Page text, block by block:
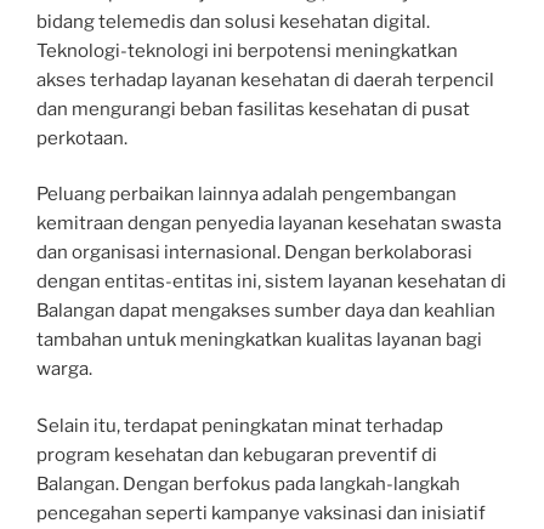
bidang telemedis dan solusi kesehatan digital.
Teknologi-teknologi ini berpotensi meningkatkan
akses terhadap layanan kesehatan di daerah terpencil
dan mengurangi beban fasilitas kesehatan di pusat
perkotaan.
Peluang perbaikan lainnya adalah pengembangan
kemitraan dengan penyedia layanan kesehatan swasta
dan organisasi internasional. Dengan berkolaborasi
dengan entitas-entitas ini, sistem layanan kesehatan di
Balangan dapat mengakses sumber daya dan keahlian
tambahan untuk meningkatkan kualitas layanan bagi
warga.
Selain itu, terdapat peningkatan minat terhadap
program kesehatan dan kebugaran preventif di
Balangan. Dengan berfokus pada langkah-langkah
pencegahan seperti kampanye vaksinasi dan inisiatif